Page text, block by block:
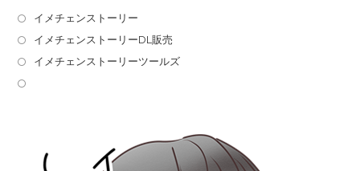
イメチェンストーリー
イメチェンストーリーDL販売
イメチェンストーリーツールズ